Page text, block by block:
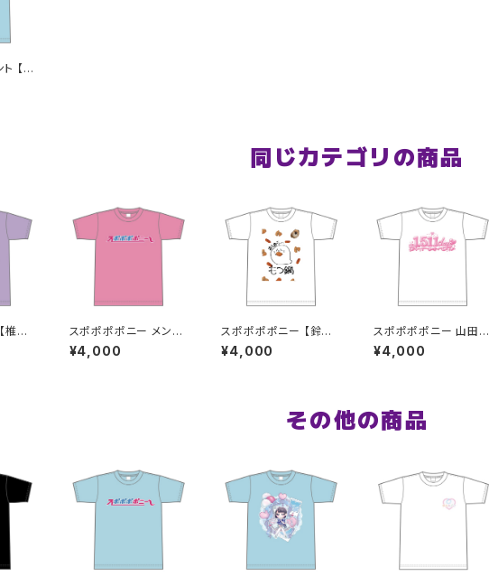
【天
ツ
同じカテゴリの商品
椎葉
S〜
スポポポポニー メンバ
ーカラー シンプルデザ
イン ロゴTシャツ ピン
¥4,000
スポポポポニー 【鈴白
想空】生誕祭 そらちゃん
が熱が出た時に見そう
¥4,000
スポポポポニー 山田梓
帆 卒業記念Tシャツ
S〜XLサイズ
¥4,000
その他の商品